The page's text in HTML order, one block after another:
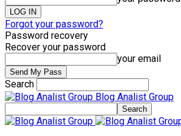
Forgot your password?
Password recovery
Recover your password
your email
Search
Blog Analist Group